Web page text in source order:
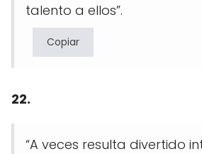
talento a ellos”.
Copiar
22.
“A veces resulta divertido